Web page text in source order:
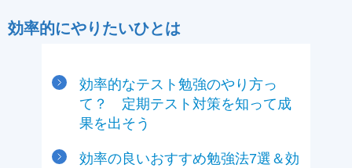
効率的にやりたいひとは
効率的なテスト勉強のやり方っ
て？ 定期テスト対策を知って成
果を出そう
効率の良いおすすめ勉強法7選＆効